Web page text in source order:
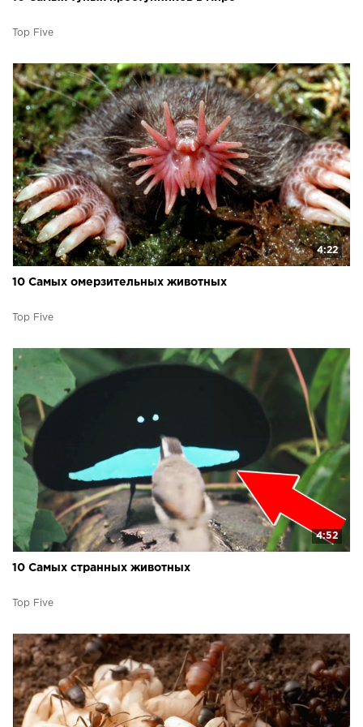
Top Five
4:22
10 Самых омерзительных животных
Top Five
4:52
10 Самых странных животных
Top Five